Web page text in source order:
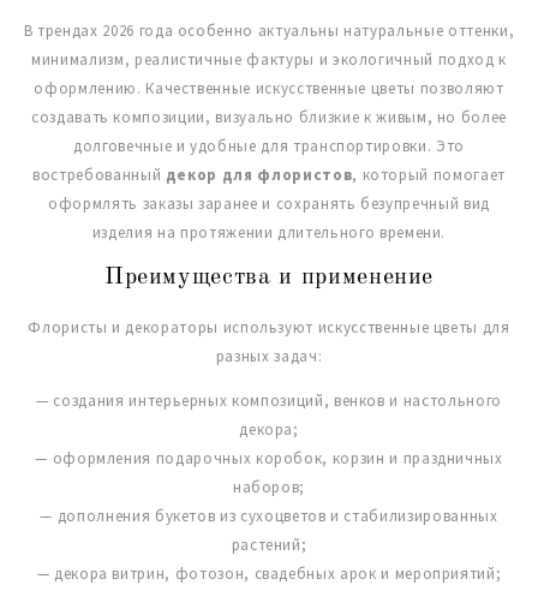
В трендах 2026 года особенно актуальны натуральные оттенки,
минимализм, реалистичные фактуры и экологичный подход к
оформлению. Качественные искусственные цветы позволяют
создавать композиции, визуально близкие к живым, но более
долговечные и удобные для транспортировки. Это
востребованный декор для флористов, который помогает
оформлять заказы заранее и сохранять безупречный вид
изделия на протяжении длительного времени.
Преимущества и применение
Флористы и декораторы используют искусственные цветы для
разных задач:
— создания интерьерных композиций, венков и настольного
декора;
— оформления подарочных коробок, корзин и праздничных
наборов;
— дополнения букетов из сухоцветов и стабилизированных
растений;
— декора витрин, фотозон, свадебных арок и мероприятий;